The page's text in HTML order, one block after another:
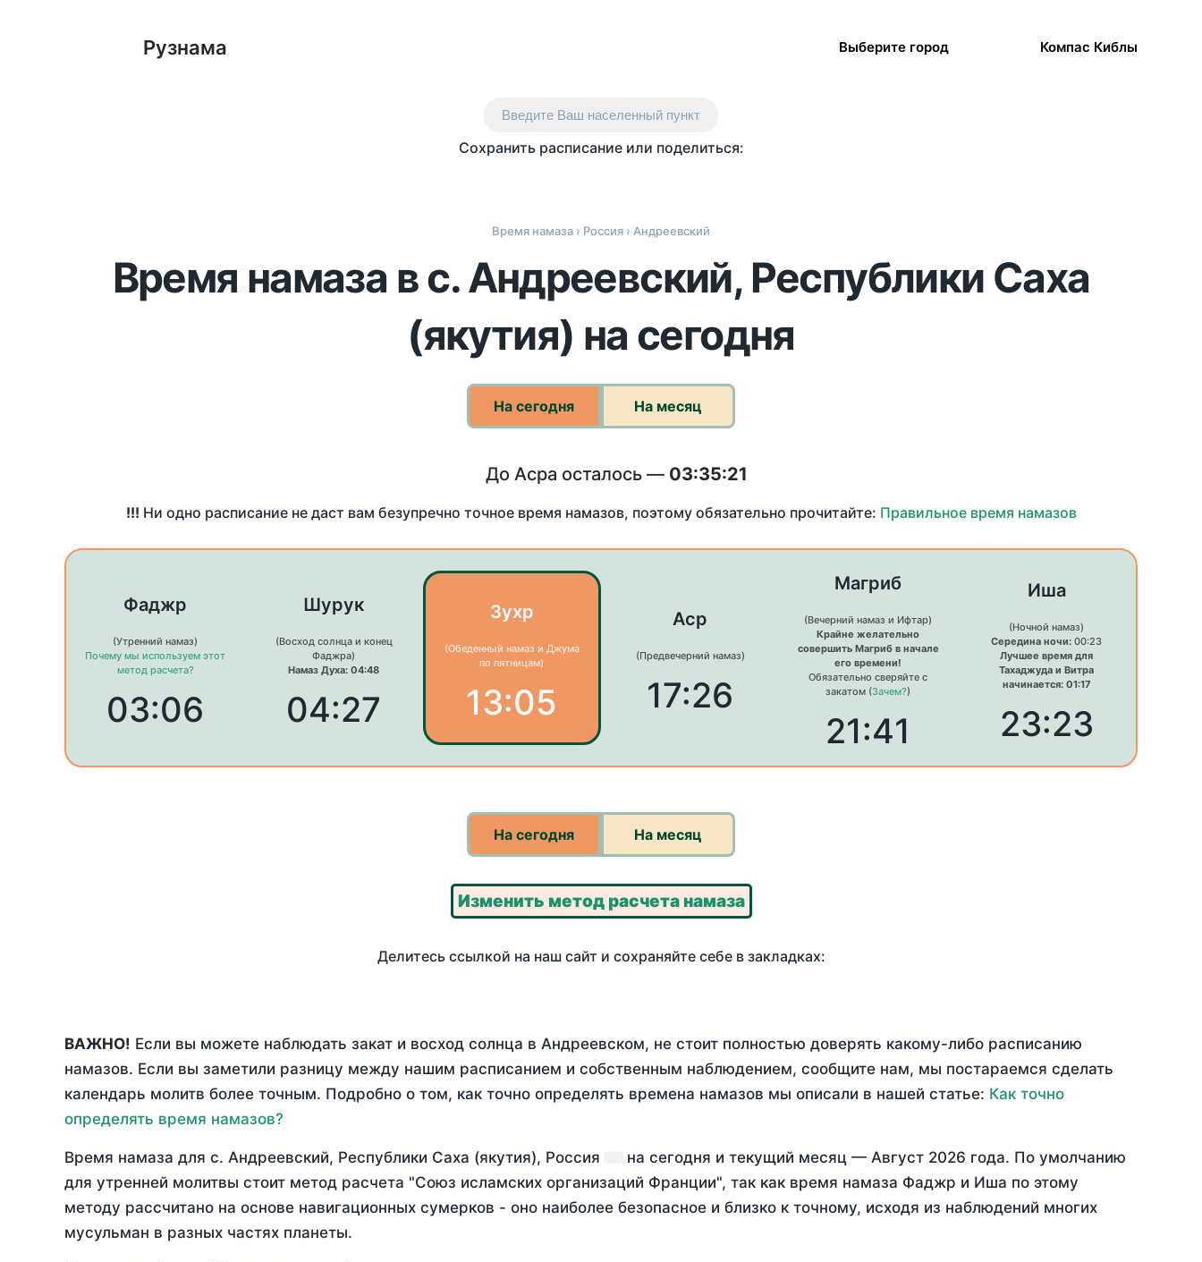
Рузнама Выберите город Компас Киблы
Введите Ваш населенный пункт
Сохранить расписание или поделиться:
Время намаза › Россия › Андреевский
Время намаза в с. Андреевский, Республики Саха
(якутия) на сегодня
На сегодня На месяц
До Асра осталось — 03:35:21
!!! Ни одно расписание не даст вам безупречно точное время намазов, поэтому обязательно прочитайте: Правильное время намазов
Фаджр
(Утренний намаз)
Почему мы используем этот
метод расчета?
03:06
Шурук
(Восход солнца и конец
Фаджра)
Намаз Духа: 04:48
04:27
Зухр
(Обеденный намаз и Джума
по пятницам)
13:05
Аср
(Предвечерний намаз)
17:26
Магриб
(Вечерний намаз и Ифтар)
Крайне желательно
совершить Магриб в начале
его времени!
Обязательно сверяйте с
закатом (Зачем?)
21:41
Иша
(Ночной намаз)
Середина ночи: 00:23
Лучшее время для
Тахаджуда и Витра
начинается: 01:17
23:23
На сегодня На месяц
Изменить метод расчета намаза
Делитесь ссылкой на наш сайт и сохраняйте себе в закладках:
ВАЖНО! Если вы можете наблюдать закат и восход солнца в Андреевском, не стоит полностью доверять какому-либо расписанию
намазов. Если вы заметили разницу между нашим расписанием и собственным наблюдением, сообщите нам, мы постараемся сделать
календарь молитв более точным. Подробно о том, как точно определять времена намазов мы описали в нашей статье: Как точно
определять время намазов?
Время намаза для с. Андреевский, Республики Саха (якутия), Россия на сегодня и текущий месяц — Август 2026 года. По умолчанию
для утренней молитвы стоит метод расчета "Союз исламских организаций Франции", так как время намаза Фаджр и Иша по этому
методу рассчитано на основе навигационных сумерков - оно наиболее безопасное и близко к точному, исходя из наблюдений многих
мусульман в разных частях планеты.